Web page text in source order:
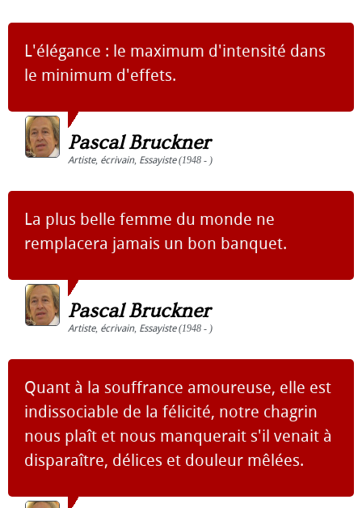
L'élégance : le maximum d'intensité dans
le minimum d'effets.
Pascal Bruckner
Artiste, écrivain, Essayiste(1948 - )
La plus belle femme du monde ne
remplacera jamais un bon banquet.
Pascal Bruckner
Artiste, écrivain, Essayiste(1948 - )
Quant à la souffrance amoureuse, elle est
indissociable de la félicité, notre chagrin
nous plaît et nous manquerait s'il venait à
disparaître, délices et douleur mêlées.